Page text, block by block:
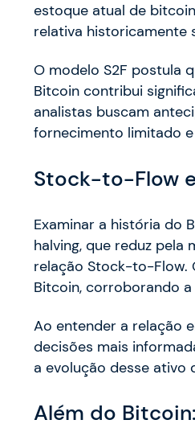
estoque atual de
relativa historicamente
O modelo S2F postula
Bitcoin contribui
analistas buscam
fornecimento limitado
Stock-to-Flow
Examinar a história do
halving, que reduz
relação Stock-to-Flow.
Bitcoin, corroborando
Ao entender a relação
decisões mais
a evolução desse ativo
Além do